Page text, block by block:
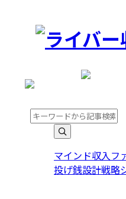
マインド収入フ
投げ銭設計戦略